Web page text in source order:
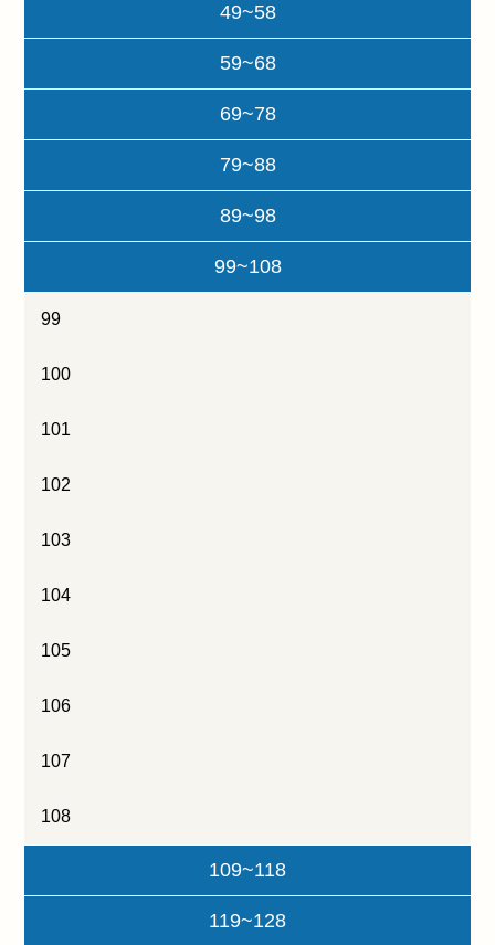
49~58
59~68
69~78
79~88
89~98
99~108
99
100
101
102
103
104
105
106
107
108
109~118
119~128